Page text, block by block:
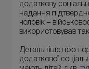
додаткову
надання
чоловік –
використовував
Детальніше про
додаткової